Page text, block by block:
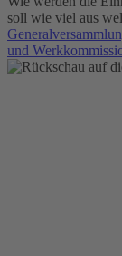
soll wie viel aus
und